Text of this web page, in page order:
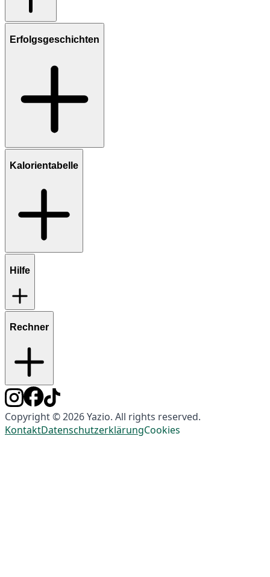
Erfolgsgeschichten
Kalorientabelle
Hilfe
Rechner
Copyright © 2026 Yazio. All rights reserved.
KontaktDatenschutzerklärungCookies